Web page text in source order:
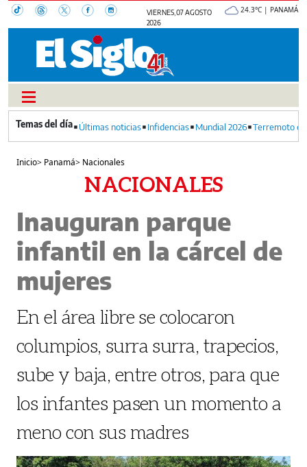
VIERNES, 07 AGOSTO
2026
24.3°C | PANAMÁ
Últimas noticias Infidencias Mundial 2026 Terremoto
Inicio> Panamá> Nacionales
NACIONALES
Inauguran parque
infantil en la cárcel de
mujeres
En el área libre se colocaron
columpios, surra surra, trapecios,
sube y baja, entre otros, para que
los infantes pasen un momento a
meno con sus madres